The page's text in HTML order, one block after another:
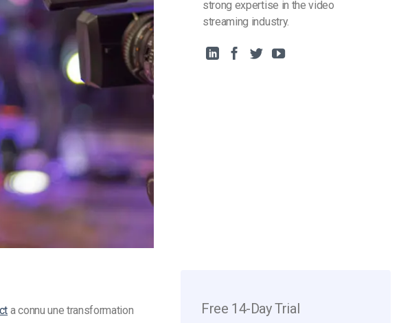
strong expertise in the video
streaming industry.
a connu une transformation
Free 14-Day Trial